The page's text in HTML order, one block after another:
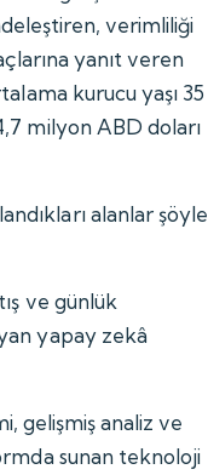
verimliliği
yanıt veren
kurucu yaşı 35
milyon ABD doları
alanlar şöyle
ve günlük
yapay zekâ
gelişmiş analiz ve
sunan teknoloji